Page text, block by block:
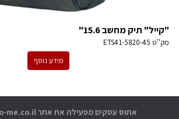
"קייל" תיק מחשב 15.6"
מק''ט ETS41-5820-45
מידע נוסף